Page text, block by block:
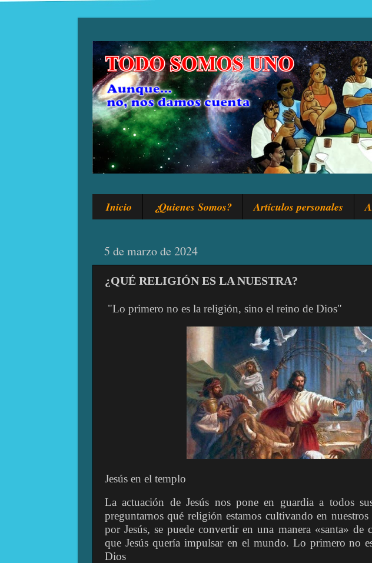
Inicio ¿Quienes Somos? Artículos personales
5 de marzo de 2024
¿QUÉ RELIGIÓN ES LA NUESTRA?
"Lo primero no es la religión, sino el reino de Dios"
Jesús en el templo
La actuación de Jesús nos pone en guardia a todos
preguntarnos qué religión estamos cultivando en
por Jesús, se puede convertir en una manera «santa» de
que Jesús quería impulsar en el mundo. Lo primero no
Dios